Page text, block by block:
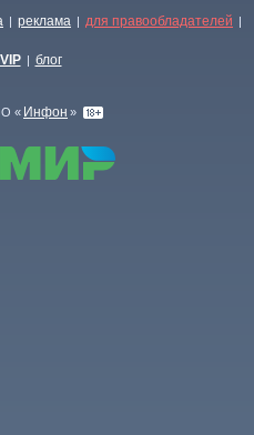
| реклама | для правообладателей |
| блог
« Инфон »